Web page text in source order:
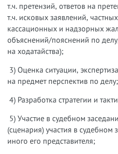
т.ч. претензий, ответов на
т.ч. исковых заявлений,
кассационных и надзорных
объяснений/пояснений по
на ходатайства);
3) Оценка ситуации,
на предмет перспектив по делу;
4) Разработка стратегии и
5) Участие в судебном
(сценария) участия в судебном
иного его представителя;